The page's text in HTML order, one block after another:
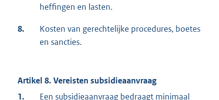
heffingen en lasten.
8.
Kosten van gerechtelijke procedures, boetes
en sancties.
Artikel 8. Vereisten subsidieaanvraag
1.
Een subsidieaanvraag bedraagt minimaal